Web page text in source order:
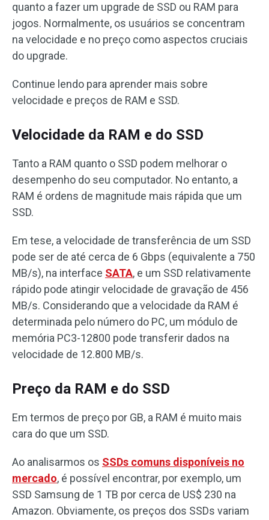
quanto a fazer um upgrade de SSD ou RAM para
jogos. Normalmente, os usuários se concentram
na velocidade e no preço como aspectos cruciais
do upgrade.
Continue lendo para aprender mais sobre
velocidade e preços de RAM e SSD.
Velocidade da RAM e do SSD
Tanto a RAM quanto o SSD podem melhorar o
desempenho do seu computador. No entanto, a
RAM é ordens de magnitude mais rápida que um
SSD.
Em tese, a velocidade de transferência de um SSD
pode ser de até cerca de 6 Gbps (equivalente a 750
MB/s), na interface SATA, e um SSD relativamente
rápido pode atingir velocidade de gravação de 456
MB/s. Considerando que a velocidade da RAM é
determinada pelo número do PC, um módulo de
memória PC3-12800 pode transferir dados na
velocidade de 12.800 MB/s.
Preço da RAM e do SSD
Em termos de preço por GB, a RAM é muito mais
cara do que um SSD.
Ao analisarmos os SSDs comuns disponíveis no
mercado, é possível encontrar, por exemplo, um
SSD Samsung de 1 TB por cerca de US$ 230 na
Amazon. Obviamente, os preços dos SSDs variam